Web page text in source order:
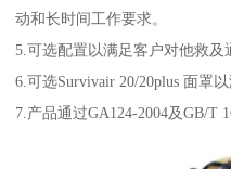
动和长时间工作要求。
5.可选配置以满足客户对他救及
6.可选Survivair 20/20plus 面罩
7.产品通过GA124-2004及GB/T